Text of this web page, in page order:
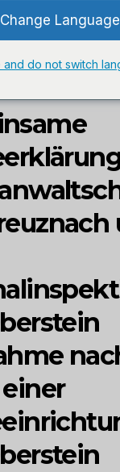
Change Language
and do not switch